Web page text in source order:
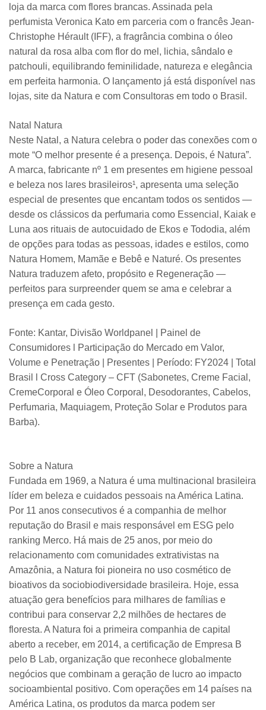
loja da marca com flores brancas. Assinada pela
perfumista Veronica Kato em parceria com o francês Jean-
Christophe Hérault (IFF), a fragrância combina o óleo
natural da rosa alba com flor do mel, lichia, sândalo e
patchouli, equilibrando feminilidade, natureza e elegância
em perfeita harmonia. O lançamento já está disponível nas
lojas, site da Natura e com Consultoras em todo o Brasil.
Natal Natura
Neste Natal, a Natura celebra o poder das conexões com o
mote “O melhor presente é a presença. Depois, é Natura”.
A marca, fabricante nº 1 em presentes em higiene pessoal
e beleza nos lares brasileiros¹, apresenta uma seleção
especial de presentes que encantam todos os sentidos —
desde os clássicos da perfumaria como Essencial, Kaiak e
Luna aos rituais de autocuidado de Ekos e Tododia, além
de opções para todas as pessoas, idades e estilos, como
Natura Homem, Mamãe e Bebê e Naturé. Os presentes
Natura traduzem afeto, propósito e Regeneração —
perfeitos para surpreender quem se ama e celebrar a
presença em cada gesto.
Fonte: Kantar, Divisão Worldpanel | Painel de
Consumidores l Participação do Mercado em Valor,
Volume e Penetração | Presentes | Período: FY2024 | Total
Brasil l Cross Category – CFT (Sabonetes, Creme Facial,
CremeCorporal e Óleo Corporal, Desodorantes, Cabelos,
Perfumaria, Maquiagem, Proteção Solar e Produtos para
Barba).
Sobre a Natura
Fundada em 1969, a Natura é uma multinacional brasileira
líder em beleza e cuidados pessoais na América Latina.
Por 11 anos consecutivos é a companhia de melhor
reputação do Brasil e mais responsável em ESG pelo
ranking Merco. Há mais de 25 anos, por meio do
relacionamento com comunidades extrativistas na
Amazônia, a Natura foi pioneira no uso cosmético de
bioativos da sociobiodiversidade brasileira. Hoje, essa
atuação gera benefícios para milhares de famílias e
contribui para conservar 2,2 milhões de hectares de
floresta. A Natura foi a primeira companhia de capital
aberto a receber, em 2014, a certificação de Empresa B
pelo B Lab, organização que reconhece globalmente
negócios que combinam a geração de lucro ao impacto
socioambiental positivo. Com operações em 14 países na
América Latina, os produtos da marca podem ser